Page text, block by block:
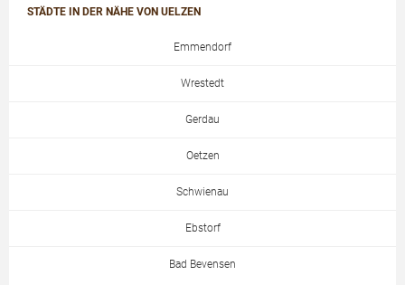
STÄDTE IN DER NÄHE VON UELZEN
Emmendorf
Wrestedt
Gerdau
Oetzen
Schwienau
Ebstorf
Bad Bevensen